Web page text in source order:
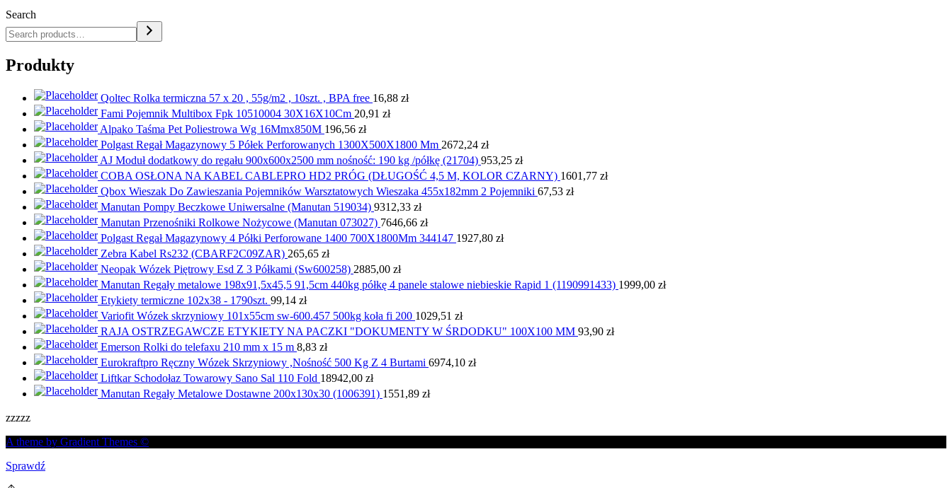
Search
Produkty
Qoltec Rolka termiczna 57 x 20 , 55g/m2 , 10szt. , BPA free 16,88 zł
Fami Pojemnik Multibox Fpk 10510004 30X16X10Cm 20,91 zł
Alpako Taśma Pet Poliestrowa Wg 16Mmx850M 196,56 zł
Polgast Regał Magazynowy 5 Półek Perforowanych 1300X500X1800 Mm 2672,24 zł
AJ Moduł dodatkowy do regału 900x600x2500 mm nośność: 190 kg /półkę (21704) 953,25 zł
COBA OSŁONA NA KABEL CABLEPRO HD2 PRÓG (DŁUGOŚĆ 4,5 M, KOLOR CZARNY) 1601,77 zł
Qbox Wieszak Do Zawieszania Pojemników Warsztatowych Wieszaka 455x182mm 2 Pojemniki 67,53 zł
Manutan Pompy Beczkowe Uniwersalne (Manutan 519034) 9312,33 zł
Manutan Przenośniki Rolkowe Nożycowe (Manutan 073027) 7646,66 zł
Polgast Regał Magazynowy 4 Półki Perforowane 1400 700X1800Mm 344147 1927,80 zł
Zebra Kabel Rs232 (CBARF2C09ZAR) 265,65 zł
Neopak Wózek Piętrowy Esd Z 3 Półkami (Sw600258) 2885,00 zł
Manutan Regały metalowe 198x91,5x45,5 91,5cm 440kg półkę 4 panele stalowe niebieskie Rapid 1 (1190991433) 1999,00 zł
Etykiety termiczne 102x38 - 1790szt. 99,14 zł
Variofit Wózek skrzyniowy 101x55cm sw-600.457 500kg koła fi 200 1029,51 zł
RAJA OSTRZEGAWCZE ETYKIETY NA PACZKI "DOKUMENTY W ŚRDODKU" 100X100 MM 93,90 zł
Emerson Rolki do telefaxu 210 mm x 15 m 8,83 zł
Eurokraftpro Ręczny Wózek Skrzyniowy ,Nośność 500 Kg Z 4 Burtami 6974,10 zł
Liftkar Schodołaz Towarowy Sano Sal 110 Fold 18942,00 zł
Manutan Regały Metalowe Dostawne 200x130x30 (1006391) 1551,89 zł
zzzzz
A theme by Gradient Themes ©
Sprawdź